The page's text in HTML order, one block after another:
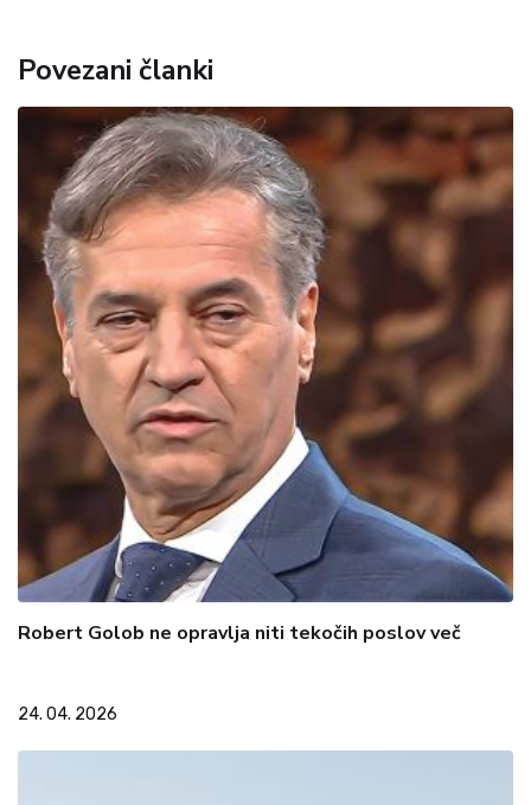
Povezani članki
Robert Golob ne opravlja niti tekočih poslov več
24. 04. 2026